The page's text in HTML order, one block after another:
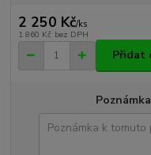
2 250 Kč/ks
1 860 Kč bez DPH
Přidat